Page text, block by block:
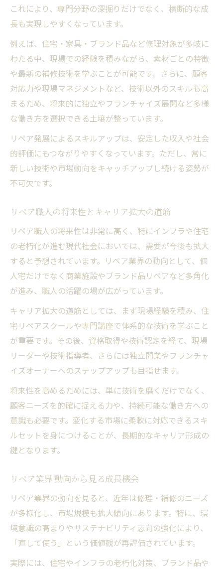
これにより、専門分野の深掘りだけでなく、横断的な成
長も実現しやすくなっています。
例えば、住宅・家具・ブランド品など修理対象が多岐に
わたる中、現場での経験を積みながら、素材ごとの特徴
や最新の補修技術を学ぶことが可能です。さらに、顧客
対応力や現場マネジメントなど、技術以外のスキルも高
まるため、将来的に独立やフランチャイズ展開など多様
な働き方を選択できる土壌が整っています。
リペア発展によるスキルアップは、安定した収入や社会
的評価にもつながりやすくなっています。ただし、常に
新しい技術や市場動向をキャッチアップし続ける姿勢が
不可欠です。
リペア職人の将来性とキャリア拡大の道筋
リペア職人の将来性は非常に高く、特にインフラや住宅
の老朽化が進む現代社会においては、需要が今後も拡大
すると予想されています。リペア業界の動向として、個
人宅だけでなく商業施設やブランド品リペアなど多角化
が進み、職人の活躍の場が広がっています。
キャリア拡大の道筋としては、まず現場経験を積み、住
宅リペアスクールや専門講座で体系的な技術を学ぶこと
が重要です。その後、資格取得や技術認定を経て、現場
リーダーや技術指導者、さらには独立開業やフランチャ
イズオーナーへのステップアップも目指せます。
将来性を高めるためには、単に技術を磨くだけでなく、
顧客ニーズを的確に捉える力や、持続可能な働き方への
意識も必要です。変化する市場に柔軟に対応できるスキ
ルセットを身につけることが、長期的なキャリア形成の
鍵となります。
リペア業界 動向から見る成長機会
リペア業界の動向を見ると、近年は修理・補修のニーズ
が多様化し、市場規模も拡大傾向にあります。特に、環
境意識の高まりやサステナビリティ志向の強化により、
「直して使う」という価値観が再評価されています。
実際には、住宅やインフラの老朽化対策、ブランド品や